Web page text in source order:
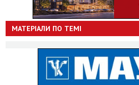
МАТЕРІАЛИ ПО ТЕМІ